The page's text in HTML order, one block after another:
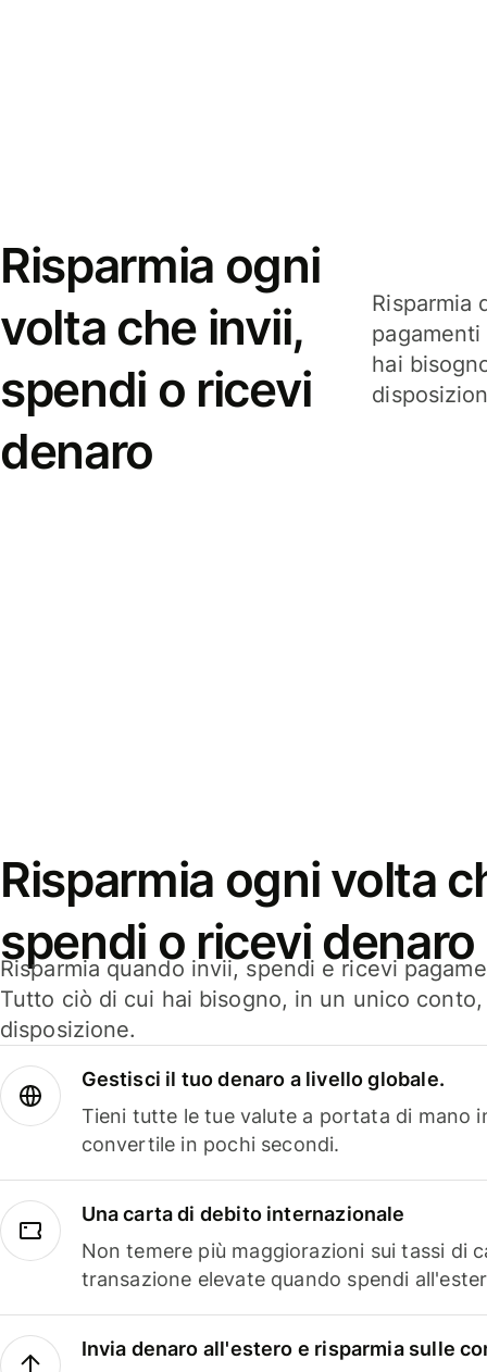
Risparmia ogni
volta che invii,
spendi o ricevi
denaro
Risparmia
hai
Risparmia ogni volta
spendi o ricevi denaro
Risparmia quando invii, spendi e ricevi
Tutto ciò di cui hai bisogno, in un unico
disposizione.
Gestisci il tuo denaro a livello globale.
Tieni tutte le tue valute a portata di mano
convertile in pochi secondi.
Una carta di debito internazionale
Non temere più maggiorazioni sui tassi di
transazione elevate quando spendi
Invia denaro all'estero e risparmia sulle